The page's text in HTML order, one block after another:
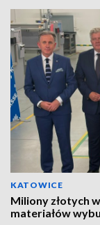
KATOWICE
Miliony złotych
materiałów